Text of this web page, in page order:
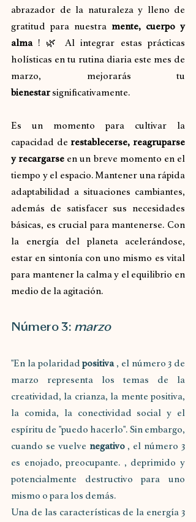
abrazador de la naturaleza y lleno de
gratitud para nuestra mente, cuerpo y
alma ! 🌿 Al integrar estas prácticas
holísticas en tu rutina diaria este mes de
bienestar significativamente.
Es un momento para cultivar la
capacidad de restablecerse, reagruparse
y recargarse en un breve momento en el
tiempo y el espacio. Mantener una rápida
adaptabilidad a situaciones cambiantes,
además de satisfacer sus necesidades
básicas, es crucial para mantenerse. Con
la energía del planeta acelerándose,
estar en sintonía con uno mismo es vital
para mantener la calma y el equilibrio en
medio de la agitación.
Número 3: marzo
"En la polaridad positiva , el número 3 de
marzo representa los temas de la
creatividad, la crianza, la mente positiva,
la comida, la conectividad social y el
espíritu de "puedo hacerlo". Sin embargo,
cuando se vuelve negativo , el número 3
es enojado, preocupante. , deprimido y
potencialmente destructivo para uno
mismo o para los demás.
Una de las características de la energía 3